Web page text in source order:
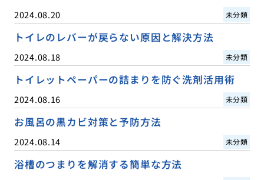
2024.08.20 未分類
トイレのレバーが戻らない原因と解決方法
2024.08.18 未分類
トイレットペーパーの詰まりを防ぐ洗剤活用術
2024.08.16 未分類
お風呂の黒カビ対策と予防方法
2024.08.14 未分類
浴槽のつまりを解消する簡単な方法